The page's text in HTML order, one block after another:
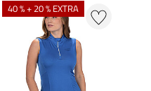
40 % + 20 % EXTRA